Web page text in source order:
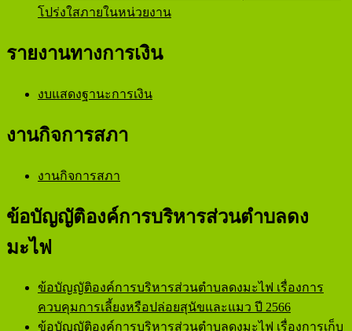
โปร่งใสภายในหน่วยงาน
รายงานทางการเงิน
งบแสดงฐานะการเงิน
งานกิจการสภา
งานกิจการสภา
ข้อบัญญัติองค์การบริหารส่วนตำบลดง
มะไฟ
ข้อบัญญัติองค์การบริหารส่วนตำบลดงมะไฟ เรื่องการ
ควบคุมการเลี้ยงหรือปล่อยสุนัขและแมว ปี 2566
ข้อบัญญัติองค์การบริหารส่วนตำบลดงมะไฟ เรื่องการเก็บ